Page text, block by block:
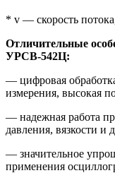
* v — скорость
Отличительные
УРСВ-542Ц:
— цифровая
измерения, высокая
— надежная работа
давления, вязкости и
— значительное
применения